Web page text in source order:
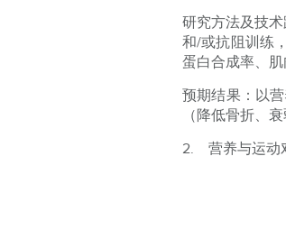
研究方法及技
和/或抗阻训练
蛋白合成率、
预期结果：以
（降低骨折、
2. 营养与运动